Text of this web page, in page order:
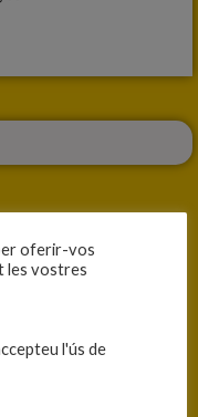
oferir-vos
les vostres
l'ús de